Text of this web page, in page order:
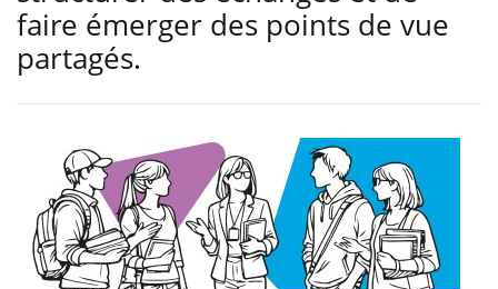
faire émerger des points de vue
partagés.